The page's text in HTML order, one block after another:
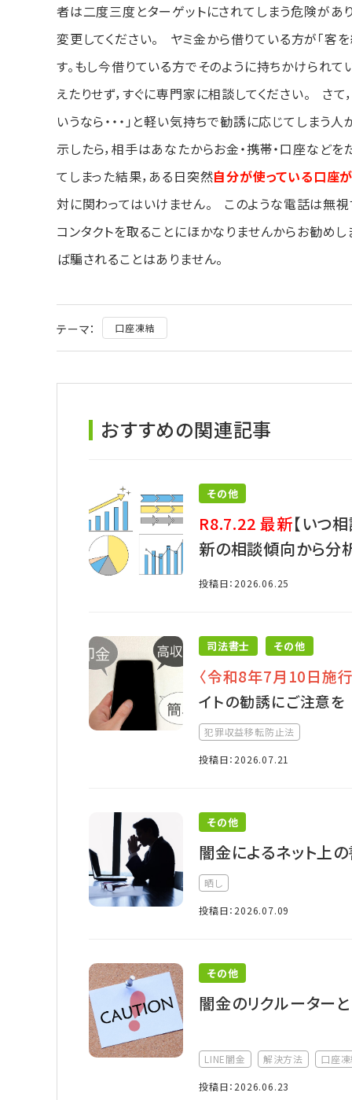
者は二度三度とターゲットにされてしまう危険があ
変更してください。 ヤミ金から借りている方が「客
す。もし今借りている方でそのように持ちかけられ
えたりせず，すぐに専門家に相談してください。 さて
いうなら・・・」と軽い気持ちで勧誘に応じてしまう
示したら，相手はあなたからお金・携帯・口座など
てしまった結果，ある日突然自分が使っている口座
対に関わってはいけません。 このような電話は無視
コンタクトを取ることにほかなりませんからお勧め
ば騙されることはありません。
テーマ： 口座凍結
おすすめの関連記事
その他
R8.7.22 最新【いつ
新の相談傾向から分
投稿日：2026.06.25
司法書士 その他
〈令和8年7月10日施行
イトの勧誘にご注意を
犯罪収益移転防止法
投稿日：2026.07.21
その他
闇金によるネット上
晒し
投稿日：2026.07.09
その他
闇金のリクルーター
LINE闇金 解決方法 口座凍
投稿日：2026.06.23